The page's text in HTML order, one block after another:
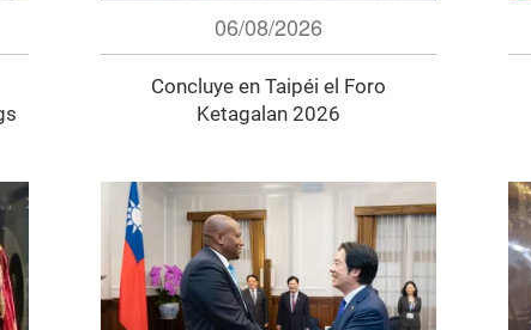
06/08/2026
Concluye en Taipéi el Foro
Ketagalan 2026